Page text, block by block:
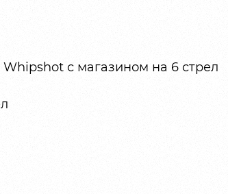
с магазином на 6 стрел